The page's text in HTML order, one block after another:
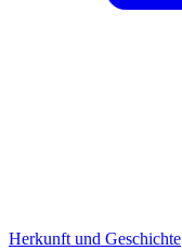
Herkunft und Geschichte